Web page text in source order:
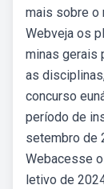
mais sobre o
Webveja os
minas gerais
as
concurso
período de
setembro de
Webacesse
letivo de